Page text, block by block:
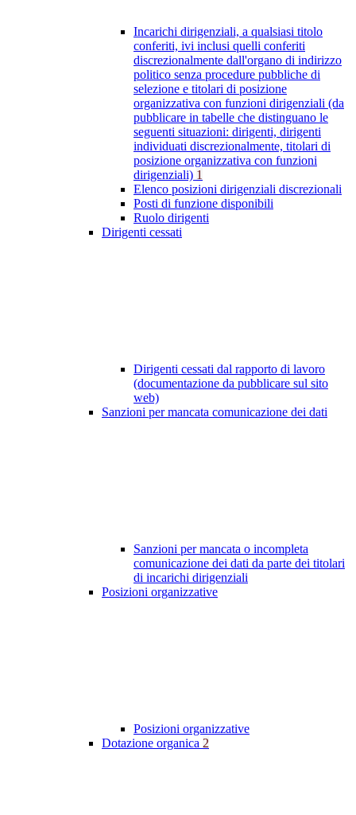
Incarichi dirigenziali, a qualsiasi titolo
conferiti, ivi inclusi quelli conferiti
discrezionalmente dall'organo di indirizzo
politico senza procedure pubbliche di
selezione e titolari di posizione
organizzativa con funzioni dirigenziali (da
pubblicare in tabelle che distinguano le
seguenti situazioni: dirigenti, dirigenti
individuati discrezionalmente, titolari di
posizione organizzativa con funzioni
dirigenziali) 1
Elenco posizioni dirigenziali discrezionali
Posti di funzione disponibili
Ruolo dirigenti
Dirigenti cessati
Dirigenti cessati dal rapporto di lavoro
(documentazione da pubblicare sul sito
web)
Sanzioni per mancata comunicazione dei dati
Sanzioni per mancata o incompleta
comunicazione dei dati da parte dei titolari
di incarichi dirigenziali
Posizioni organizzative
Posizioni organizzative
Dotazione organica 2